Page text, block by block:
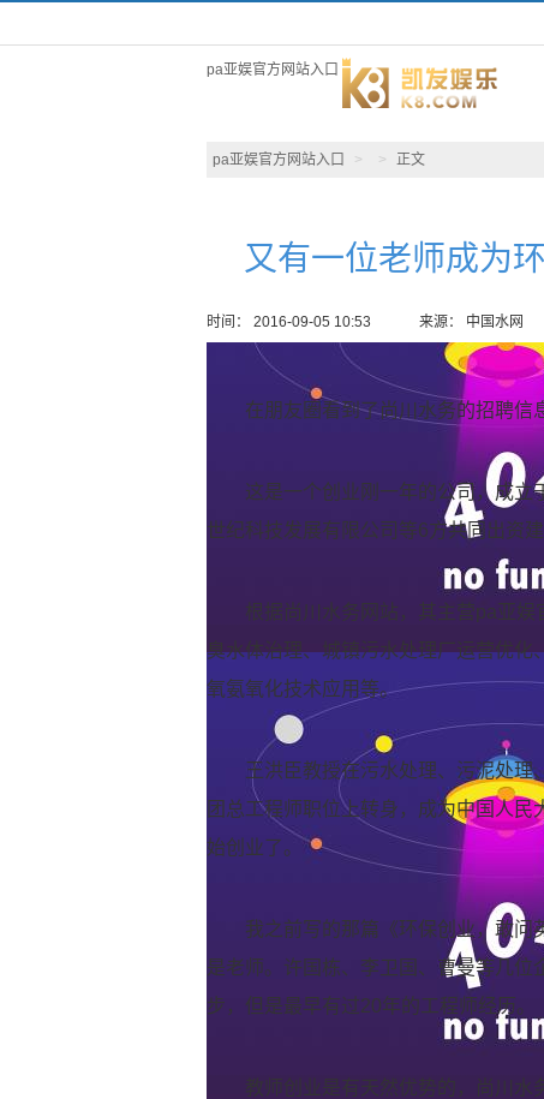
pa亚娱官方网站入口
pa亚娱官方网站入口 > > 正文
又有一位老师成为
时间： 2016-09-05 10:53 来源： 中国水网
在朋友圈看到了尚川水务的招聘信
这是一个创业刚一年的公司，成立
世纪科技发展有限公司等6方共同出资建
根据尚川水务网站，其主营pa亚
臭水体治理、城镇污水处理厂运营优化
氧氨氧化技术应用等。
王洪臣教授在污水处理、污泥处
团总工程师职位上转身，成为中国人
始创业了。
我之前写的那篇《环保创业，敢
是老师。许国栋、李卫国、曹曼等几
步，但是最早有过20年的工程师经历。
教师创业是有天然优势的，尚川水